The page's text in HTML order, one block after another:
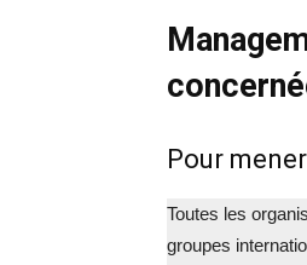
Pour
Toutes les
groupes